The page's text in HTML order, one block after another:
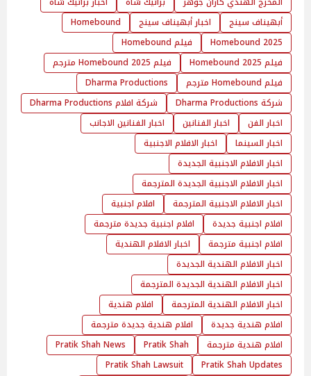
أبهيناف سينج
اخبار أبهيناف سينج
Homebound
Homebound 2025
فيلم Homebound
فيلم Homebound 2025
فيلم Homebound 2025 مترجم
فيلم Homebound مترجم
Dharma Productions
شركة Dharma Productions
شركة افلام Dharma Productions
اخبار الفن
اخبار الفنانين
اخبار الفنانين الاجانب
اخبار السينما
اخبار الافلام الاجنبية
اخبار الافلام الاجنبية الجديدة
اخبار الافلام الاجنبية الجديدة المترجمة
اخبار الافلام الاجنبية المترجمة
افلام اجنبية
افلام اجنبية جديدة
افلام اجنبية جديدة مترجمة
افلام اجنبية مترجمة
اخبار الافلام الهندية
اخبار الافلام الهندية الجديدة
اخبار الافلام الهندية الجديدة المترجمة
اخبار الافلام الهندية المترجمة
افلام هندية
افلام هندية جديدة
افلام هندية جديدة مترجمة
افلام هندية مترجمة
Pratik Shah
Pratik Shah News
Pratik Shah Updates
Pratik Shah Lawsuit